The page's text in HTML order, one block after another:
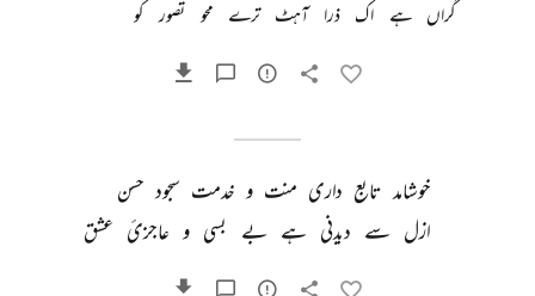
گراں
ہے اک ذرا آہٹ ترے محو تصور کو
خوشامد تابع داری منت و خدمت سجود حسن
ازل سے دیدنی ہے بے بسی و عاجزیٔ عشق